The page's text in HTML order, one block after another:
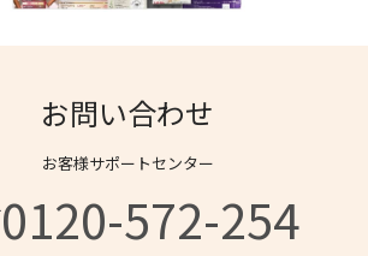
お問い合わせ
お客様サポートセンター
0120-572-254